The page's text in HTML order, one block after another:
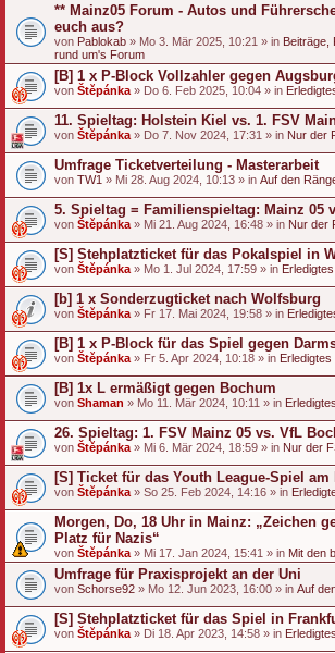
** Mainz05 Forum - Autos und
euch aus?
von Pablokab » Mo 3. Mär 2025, 10:21 » in Beiträge,
rund um's Forum
[B] 1 x P-Block Vollzahler gegen
von Štěpánka » Do 6. Feb 2025, 10:04 » in
11. Spieltag: Holstein Kiel vs. 1. FSV
von Štěpánka » Do 7. Nov 2024, 17:31 » in Nur der
Umfrage Ticketverteilung - Masterarbeit
von TW1 » Mi 28. Aug 2024, 10:13 » in Auf den
5. Spieltag = Familienspieltag: Mainz 05
von Štěpánka » Mi 21. Aug 2024, 16:48 » in Nur der
[S] Stehplatzticket für das Pokalspiel in
von Štěpánka » Mo 1. Jul 2024, 17:59 » in Erledigtes
[b] 1 x Sonderzugticket nach Wolfsburg
von Štěpánka » Fr 17. Mai 2024, 19:58 » in
[B] 1 x P-Block für das Spiel gegen
von Štěpánka » Fr 5. Apr 2024, 10:18 » in Erledigtes
[B] 1x L ermäßigt gegen Bochum
von Shaman » Mo 11. Mär 2024, 10:11 » in Erledigtes
26. Spieltag: 1. FSV Mainz 05 vs. VfL
von Štěpánka » Mi 6. Mär 2024, 18:59 » in Nur der
[S] Ticket für das Youth League-Spiel am
von Štěpánka » So 25. Feb 2024, 14:16 » in
Morgen, Do, 18 Uhr in Mainz: „Zeichen
Platz für Nazis“
von Štěpánka » Mi 17. Jan 2024, 15:41 » in Mit den
Umfrage für Praxisprojekt an der Uni
von Schorse92 » Mo 12. Jun 2023, 16:00 » in Auf
[S] Stehplatzticket für das Spiel in
von Štěpánka » Di 18. Apr 2023, 14:58 » in Erledigtes